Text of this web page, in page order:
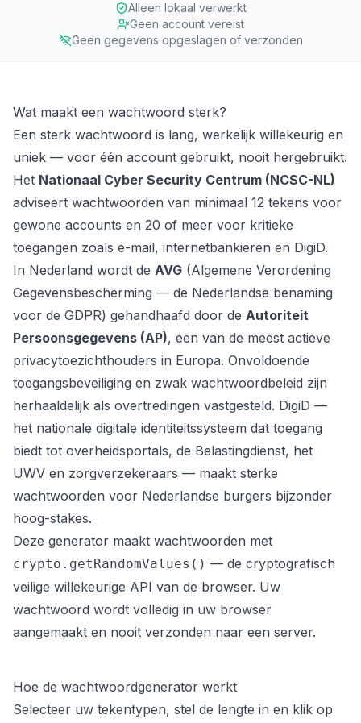
Alleen lokaal verwerkt
Geen account vereist
Geen gegevens opgeslagen of verzonden
Wat maakt een wachtwoord sterk?
Een sterk wachtwoord is lang, werkelijk willekeurig en
uniek — voor één account gebruikt, nooit hergebruikt.
Het Nationaal Cyber Security Centrum (NCSC-NL)
adviseert wachtwoorden van minimaal 12 tekens voor
gewone accounts en 20 of meer voor kritieke
toegangen zoals e-mail, internetbankieren en DigiD.
In Nederland wordt de AVG (Algemene Verordening
Gegevensbescherming — de Nederlandse benaming
voor de GDPR) gehandhaafd door de Autoriteit
Persoonsgegevens (AP), een van de meest actieve
privacytoezichthouders in Europa. Onvoldoende
toegangsbeveiliging en zwak wachtwoordbeleid zijn
herhaaldelijk als overtredingen vastgesteld. DigiD —
het nationale digitale identiteitssysteem dat toegang
biedt tot overheidsportals, de Belastingdienst, het
UWV en zorgverzekeraars — maakt sterke
wachtwoorden voor Nederlandse burgers bijzonder
hoog-stakes.
Deze generator maakt wachtwoorden met
crypto.getRandomValues() — de cryptografisch
veilige willekeurige API van de browser. Uw
wachtwoord wordt volledig in uw browser
aangemaakt en nooit verzonden naar een server.
Hoe de wachtwoordgenerator werkt
Selecteer uw tekentypen, stel de lengte in en klik op